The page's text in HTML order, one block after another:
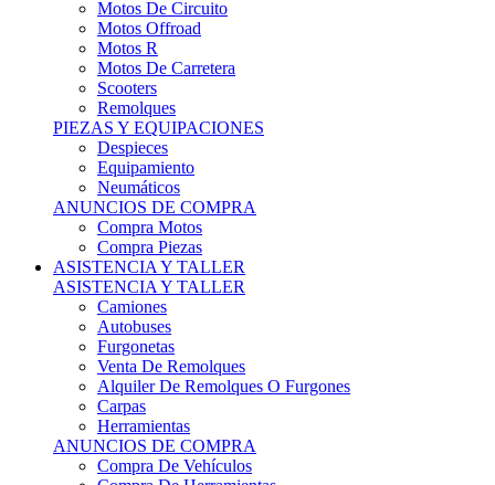
Motos R
Motos De Carretera
Scooters
Remolques
PIEZAS Y EQUIPACIONES
Despieces
Equipamiento
Neumáticos
ANUNCIOS DE COMPRA
Compra Motos
Compra Piezas
ASISTENCIA Y TALLER
ASISTENCIA Y TALLER
Camiones
Autobuses
Furgonetas
Venta De Remolques
Alquiler De Remolques O Furgones
Carpas
Herramientas
ANUNCIOS DE COMPRA
Compra De Vehículos
Compra De Herramientas